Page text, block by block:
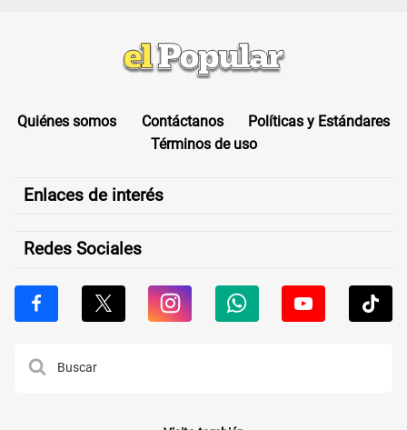
Quiénes somos Contáctanos
Políticas y Estándares
Términos de uso
Enlaces de interés
Redes Sociales